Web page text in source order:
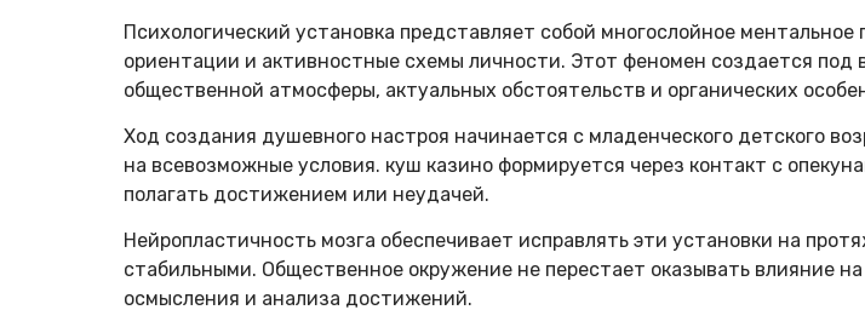
Психологический установка представляет собой многослойное
ориентации и активностные схемы личности. Этот феномен создается
общественной атмосферы, актуальных обстоятельств и органических
Ход создания душевного настроя начинается с младенческого детского
на всевозможные условия. куш казино формируется через контакт с
полагать достижением или неудачей.
Нейропластичность мозга обеспечивает исправлять эти установки на
стабильными. Общественное окружение не перестает оказывать влияние
осмысления и анализа достижений.